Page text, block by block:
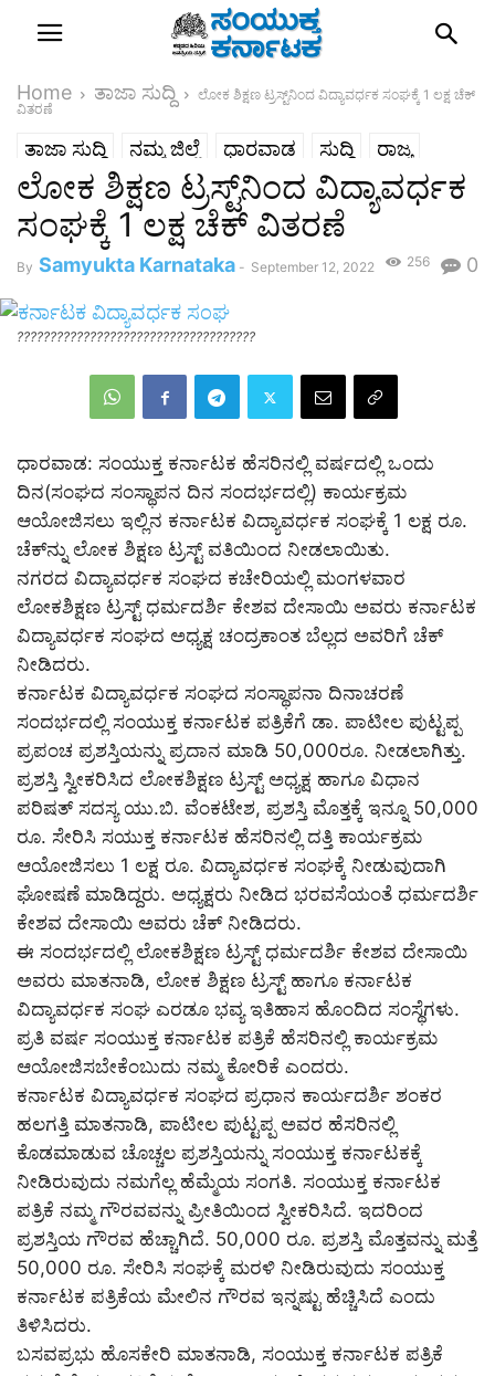
Home ತಾಜಾ ಸುದ್ದಿ
ಲೋಕ ಶಿಕ್ಷಣ ಟ್ರಸ್ಟ್‌ನಿಂದ ವಿದ್ಯಾವರ್ಧಕ ಸಂಘಕ್ಕೆ 1 ಲಕ್ಷ ಚೆಕ್
ವಿತರಣೆ
ತಾಜಾ ಸುದ್ದಿ ನಮ್ಮ ಜಿಲ್ಲೆ ಧಾರವಾಡ ಸುದ್ದಿ ರಾಜ್ಯ
ಲೋಕ ಶಿಕ್ಷಣ ಟ್ರಸ್ಟ್‌ನಿಂದ ವಿದ್ಯಾವರ್ಧಕ
ಸಂಘಕ್ಕೆ 1 ಲಕ್ಷ ಚೆಕ್ ವಿತರಣೆ
By Samyukta Karnataka - September 12, 2022 0
256
????????????????????????????????????
ಧಾರವಾಡ: ಸಂಯುಕ್ತ ಕರ್ನಾಟಕ ಹೆಸರಿನಲ್ಲಿ ವರ್ಷದಲ್ಲಿ ಒಂದು
ದಿನ(ಸಂಘದ ಸಂಸ್ಥಾಪನ ದಿನ ಸಂದರ್ಭದಲ್ಲಿ) ಕಾರ್ಯಕ್ರಮ
ಆಯೋಜಿಸಲು ಇಲ್ಲಿನ ಕರ್ನಾಟಕ ವಿದ್ಯಾವರ್ಧಕ ಸಂಘಕ್ಕೆ 1 ಲಕ್ಷ ರೂ.
ಚೆಕ್‌ನ್ನು ಲೋಕ ಶಿಕ್ಷಣ ಟ್ರಸ್ಟ್ ವತಿಯಿಂದ ನೀಡಲಾಯಿತು.
ನಗರದ ವಿದ್ಯಾವರ್ಧಕ ಸಂಘದ ಕಚೇರಿಯಲ್ಲಿ ಮಂಗಳವಾರ
ಲೋಕಶಿಕ್ಷಣ ಟ್ರಸ್ಟ್ ಧರ್ಮದರ್ಶಿ ಕೇಶವ ದೇಸಾಯಿ ಅವರು ಕರ್ನಾಟಕ
ವಿದ್ಯಾವರ್ಧಕ ಸಂಘದ ಅಧ್ಯಕ್ಷ ಚಂದ್ರಕಾಂತ ಬೆಲ್ಲದ ಅವರಿಗೆ ಚೆಕ್
ನೀಡಿದರು.
ಕರ್ನಾಟಕ ವಿದ್ಯಾವರ್ಧಕ ಸಂಘದ ಸಂಸ್ಥಾಪನಾ ದಿನಾಚರಣೆ
ಸಂದರ್ಭದಲ್ಲಿ ಸಂಯುಕ್ತ ಕರ್ನಾಟಕ ಪತ್ರಿಕೆಗೆ ಡಾ. ಪಾಟೀಲ ಪುಟ್ಟಪ್ಪ
ಪ್ರಪಂಚ ಪ್ರಶಸ್ತಿಯನ್ನು ಪ್ರದಾನ ಮಾಡಿ 50,000ರೂ. ನೀಡಲಾಗಿತ್ತು.
ಪ್ರಶಸ್ತಿ ಸ್ವೀಕರಿಸಿದ ಲೋಕಶಿಕ್ಷಣ ಟ್ರಸ್ಟ್ ಅಧ್ಯಕ್ಷ ಹಾಗೂ ವಿಧಾನ
ಪರಿಷತ್ ಸದಸ್ಯ ಯು.ಬಿ. ವೆಂಕಟೇಶ, ಪ್ರಶಸ್ತಿ ಮೊತ್ತಕ್ಕೆ ಇನ್ನೂ 50,000
ರೂ. ಸೇರಿಸಿ ಸಯುಕ್ತ ಕರ್ನಾಟಕ ಹೆಸರಿನಲ್ಲಿ ದತ್ತಿ ಕಾರ್ಯಕ್ರಮ
ಆಯೋಜಿಸಲು 1 ಲಕ್ಷ ರೂ. ವಿದ್ಯಾವರ್ಧಕ ಸಂಘಕ್ಕೆ ನೀಡುವುದಾಗಿ
ಘೋಷಣೆ ಮಾಡಿದ್ದರು. ಅಧ್ಯಕ್ಷರು ನೀಡಿದ ಭರವಸೆಯಂತೆ ಧರ್ಮದರ್ಶಿ
ಕೇಶವ ದೇಸಾಯಿ ಅವರು ಚೆಕ್ ನೀಡಿದರು.
ಈ ಸಂದರ್ಭದಲ್ಲಿ ಲೋಕಶಿಕ್ಷಣ ಟ್ರಸ್ಟ್ ಧರ್ಮದರ್ಶಿ ಕೇಶವ ದೇಸಾಯಿ
ಅವರು ಮಾತನಾಡಿ, ಲೋಕ ಶಿಕ್ಷಣ ಟ್ರಸ್ಟ್ ಹಾಗೂ ಕರ್ನಾಟಕ
ವಿದ್ಯಾವರ್ಧಕ ಸಂಘ ಎರಡೂ ಭವ್ಯ ಇತಿಹಾಸ ಹೊಂದಿದ ಸಂಸ್ಥೆಗಳು.
ಪ್ರತಿ ವರ್ಷ ಸಂಯುಕ್ತ ಕರ್ನಾಟಕ ಪತ್ರಿಕೆ ಹೆಸರಿನಲ್ಲಿ ಕಾರ್ಯಕ್ರಮ
ಆಯೋಜಿಸಬೇಕೆಂಬುದು ನಮ್ಮ ಕೋರಿಕೆ ಎಂದರು.
ಕರ್ನಾಟಕ ವಿದ್ಯಾವರ್ಧಕ ಸಂಘದ ಪ್ರಧಾನ ಕಾರ್ಯದರ್ಶಿ ಶಂಕರ
ಹಲಗತ್ತಿ ಮಾತನಾಡಿ, ಪಾಟೀಲ ಪುಟ್ಟಪ್ಪ ಅವರ ಹೆಸರಿನಲ್ಲಿ
ಕೊಡಮಾಡುವ ಚೊಚ್ಚಲ ಪ್ರಶಸ್ತಿಯನ್ನು ಸಂಯುಕ್ತ ಕರ್ನಾಟಕಕ್ಕೆ
ನೀಡಿರುವುದು ನಮಗೆಲ್ಲ ಹೆಮ್ಮೆಯ ಸಂಗತಿ. ಸಂಯುಕ್ತ ಕರ್ನಾಟಕ
ಪತ್ರಿಕೆ ನಮ್ಮ ಗೌರವವನ್ನು ಪ್ರೀತಿಯಿಂದ ಸ್ವೀಕರಿಸಿದೆ. ಇದರಿಂದ
ಪ್ರಶಸ್ತಿಯ ಗೌರವ ಹೆಚ್ಚಾಗಿದೆ. 50,000 ರೂ. ಪ್ರಶಸ್ತಿ ಮೊತ್ತವನ್ನು ಮತ್ತೆ
50,000 ರೂ. ಸೇರಿಸಿ ಸಂಘಕ್ಕೆ ಮರಳಿ ನೀಡಿರುವುದು ಸಂಯುಕ್ತ
ಕರ್ನಾಟಕ ಪತ್ರಿಕೆಯ ಮೇಲಿನ ಗೌರವ ಇನ್ನಷ್ಟು ಹೆಚ್ಚಿಸಿದೆ ಎಂದು
ತಿಳಿಸಿದರು.
ಬಸವಪ್ರಭು ಹೊಸಕೇರಿ ಮಾತನಾಡಿ, ಸಂಯುಕ್ತ ಕರ್ನಾಟಕ ಪತ್ರಿಕೆ